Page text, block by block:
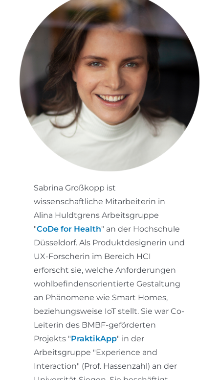
Sabrina Großkopp ist
wissenschaftliche Mitarbeiterin in
Alina Huldtgrens Arbeitsgruppe
"CoDe for Health" an der Hochschule
Düsseldorf. Als Produktdesignerin und
UX-Forscherin im Bereich HCI
erforscht sie, welche Anforderungen
wohlbefindensorientierte Gestaltung
an Phänomene wie Smart Homes,
beziehungsweise IoT stellt. Sie war Co-
Leiterin des BMBF-geförderten
Projekts "PraktikApp" in der
Arbeitsgruppe "Experience and
Interaction" (Prof. Hassenzahl) an der